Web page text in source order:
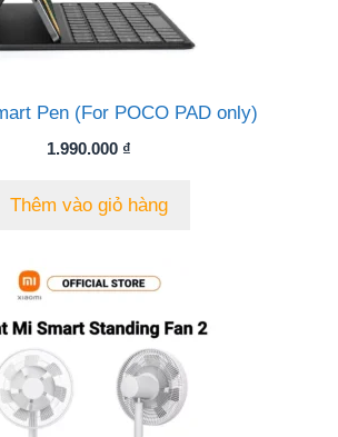
Pen (For POCO PAD only)
1.990.000 ₫
Thêm vào giỏ hàng